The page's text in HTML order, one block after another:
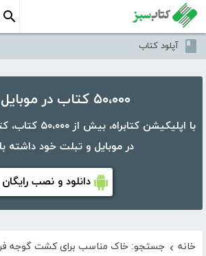
آپلود کتاب
۵۰،۰۰۰ کتاب در موبایل شما
با اپلیکیشن
در موبایل و تبلت خود داشته
دانلود و نصب رایگان
خانه › جستجو: خاک مناسب برای کشت گوجه